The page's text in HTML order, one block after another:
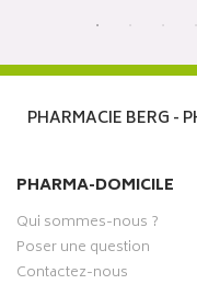
PHARMACIE BERG -
PHARMA-DOMICILE
Qui sommes-nous ?
Poser une question
Contactez-nous